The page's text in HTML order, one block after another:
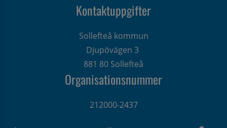
Kontaktuppgifter
Sollefteå kommun
Djupövägen 3
881 80 Sollefteå
Organisationsnummer
212000-2437